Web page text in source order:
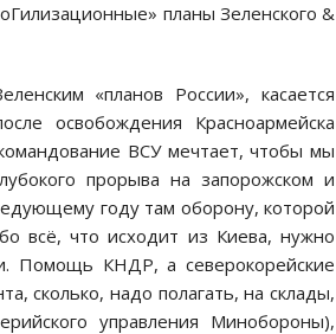
планы Зеленского &
«планов России», касается
освобождения Красноармейска
ВСУ мечтает, чтобы мы
прорыва на запорожском и
году там оборону, которой
всё, что исходит из Киева, нужно
Помощь КНДР, а северокорейские
сколько, надо полагать, на склады,
управления Минобороны),